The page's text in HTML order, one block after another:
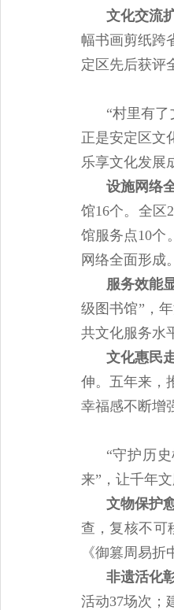
文化交流
幅书画剪纸跨
定区先后获评
“村里有
正是安定区文
乐享文化发展
设施网络
馆16个。全区
馆服务点10个
网络全面形成。
服务效能
级图书馆”，
共文化服务水
文化惠民
伸。五年来，
幸福感不断增
“守护历
来”，让千年
文物保护
查，复核不可
《御篡周易
非遗活化
活动37场次；